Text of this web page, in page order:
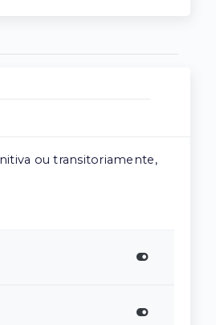
ou transitoriamente,